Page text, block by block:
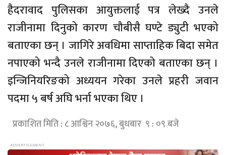
हैदरावाद पुलिसका आयुक्तलाई पत्र लेख्दै उनले
राजीनामा दिनुको कारण चौबीसै घण्टे ड्युटी भएको
बताएका छन् । जागिरे अवधिमा साप्ताहिक बिदा समेत
नपाएको भन्दै उनले राजीनामा दिएको बताएका छन् ।
इन्जिनियरिङको अध्ययन गरेका उनले प्रहरी जवान
पदमा ५ बर्ष अघि भर्ना भएका थिए ।
प्रकाशित मिति : ८ आश्विन २०७६, बुधबार ९ : ०९ बजे